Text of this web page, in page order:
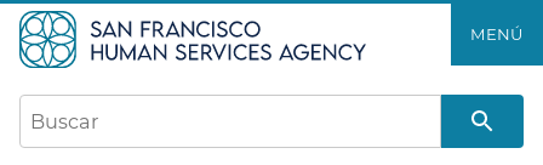
al
contenido
principal​​
MENÚ​​